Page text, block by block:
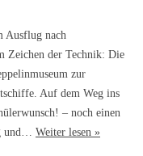
Ausflug nach
Zeichen der Technik: Die
zur
Auf dem Weg ins
– noch einen
und… Weiter lesen »